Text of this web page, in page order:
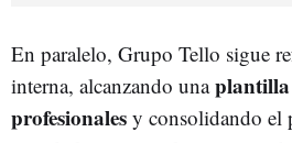
En paralelo, Grupo Tello sigue
interna, alcanzando unaplantilla
profesionales y consolidando el